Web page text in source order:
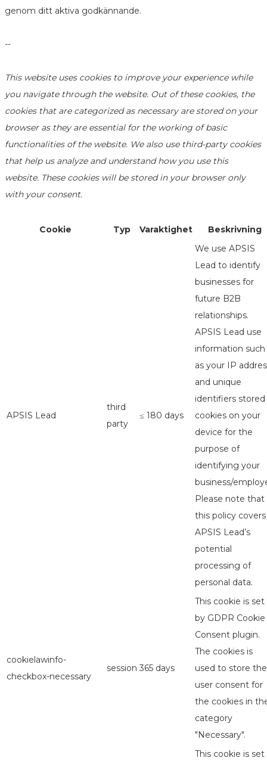
genom ditt aktiva godkännande.
--
This website uses cookies to improve your experience while
you navigate through the website. Out of these cookies, the
cookies that are categorized as necessary are stored on your
browser as they are essential for the working of basic
functionalities of the website. We also use third-party cookies
that help us analyze and understand how you use this
website. These cookies will be stored in your browser only
with your consent.
Cookie Typ Varaktighet Beskrivning
APSIS Lead
third
party
≤ 180 days
We use APSIS
Lead to identify
businesses for
future B2B
relationships.
APSIS Lead use
information such
as your IP
and unique
identifiers stored
cookies on your
device for the
purpose of
identifying your
business/
Please note that
this policy covers
APSIS Lead’s
potential
processing of
personal data.
cookielawinfo-
checkbox-necessary
session 365 days
This cookie is set
by GDPR Cookie
Consent plugin.
The cookies is
used to store the
user consent for
the cookies in
category
"Necessary".
This cookie is set